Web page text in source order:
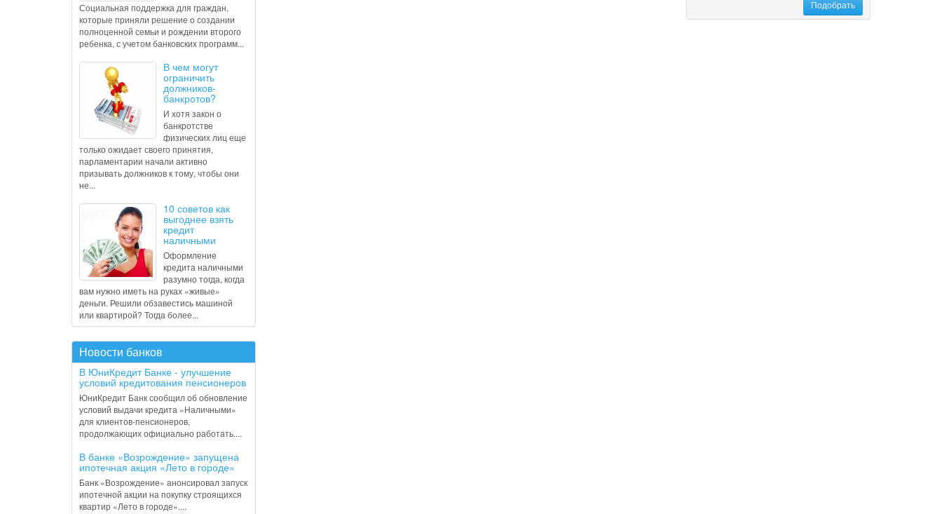
Социальная поддержка для граждан,
которые приняли решение о создании
полноценной семьи и рождении второго
ребенка, с учетом банковских программ...
В чем могут
ограничить
должников-
банкротов?
И хотя закон о
банкротстве
физических лиц еще
только ожидает своего принятия,
парламентарии начали активно
призывать должников к тому, чтобы они
не...
10 советов как
выгоднее взять
кредит
наличными
Оформление
кредита наличными
разумно тогда, когда
вам нужно иметь на руках «живые»
деньги. Решили обзавестись машиной
или квартирой? Тогда более...
Новости банков
В ЮниКредит Банке - улучшение
условий кредитования пенсионеров
ЮниКредит Банк сообщил об обновление
условий выдачи кредита «Наличными»
для клиентов-пенсионеров,
продолжающих официально работать....
В банке «Возрождение» запущена
ипотечная акция «Лето в городе»
Банк «Возрождение» анонсировал запуск
ипотечной акции на покупку строящихся
квартир «Лето в городе»....